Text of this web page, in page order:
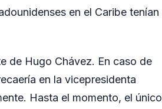
en el Caribe tenían
de Hugo Chávez. En caso de
en la vicepresidenta
Hasta el momento, el único